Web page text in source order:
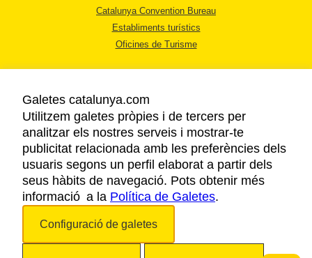
Catalunya Convention Bureau
Establiments turístics
Oficines de Turisme
AVÍS LEGAL
POLÍTICA DE PRIVACITAT
COOKIES
ACCESSIBILITAT
Galetes catalunya.com
Utilitzem galetes pròpies i de tercers per
analitzar els nostres serveis i mostrar-te
publicitat relacionada amb les preferències dels
usuaris segons un perfil elaborat a partir dels
seus hàbits de navegació. Pots obtenir més
informació a la Política de Galetes.
Configuració de galetes